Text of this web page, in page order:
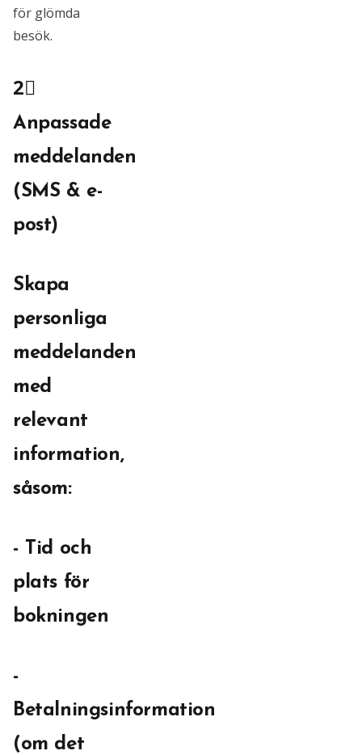
för glömda
besök.
2⃣
Anpassade
meddelanden
(SMS & e-
post)
Skapa
personliga
meddelanden
med
relevant
information,
såsom:
- Tid och
plats för
bokningen
-
Betalningsinformation
(om det